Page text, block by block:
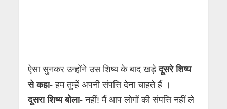
ऐसा सुनकर उन्होंने उस शिष्य के बाद खड़ेदूसरे शिष्य
से कहा- हम तुम्हें अपनी संपत्ति देना चाहते हैं ।
दूसरा शिष्य बोला- नहीं! मैं आप लोगों की संपत्ति नहीं ले